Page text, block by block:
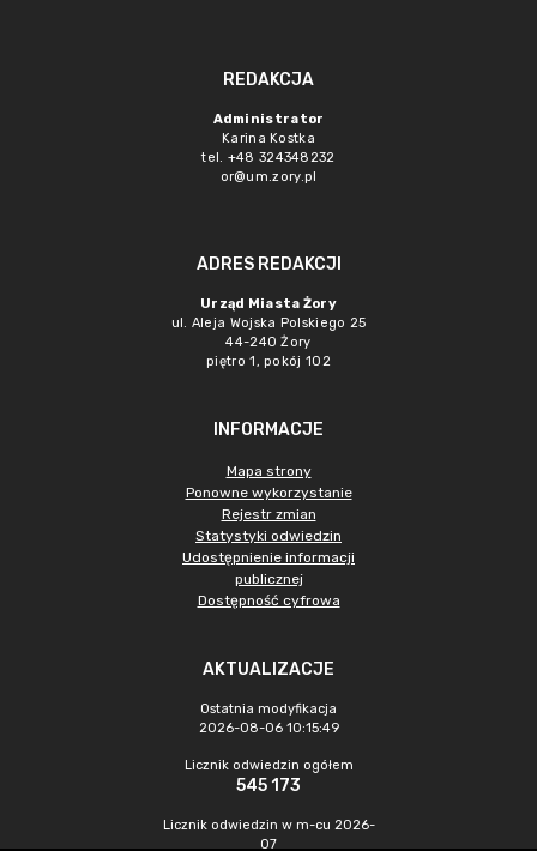
REDAKCJA
Administrator
Karina Kostka
tel. +48 324348232
or@um.zory.pl
ADRES REDAKCJI
Urząd Miasta Żory
ul. Aleja Wojska Polskiego 25
44-240 Żory
piętro 1, pokój 102
INFORMACJE
Mapa strony
Ponowne wykorzystanie
Rejestr zmian
Statystyki odwiedzin
Udostępnienie informacji
publicznej
Dostępność cyfrowa
AKTUALIZACJE
Ostatnia modyfikacja
2026-08-06 10:15:49
Licznik odwiedzin ogółem
545 173
Licznik odwiedzin w m-cu 2026-
07